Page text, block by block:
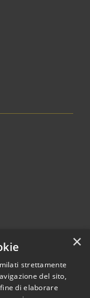
© 2026 • Comune di
• Powered by
Accesso
×
strettamente
del sito,
di elaborare